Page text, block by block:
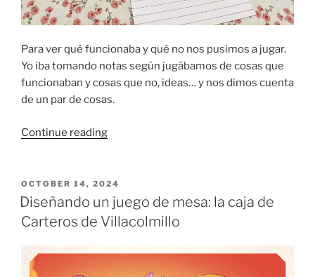
Para ver qué funcionaba y qué no nos pusimos a jugar.
Yo iba tomando notas según jugábamos de cosas que
funcionaban y cosas que no, ideas… y nos dimos cuenta
de un par de cosas.
Continue reading“Diseño
cartas
de
Carteros
Villacolmillo”
POSTED
ON
OCTOBER 14, 2024
Diseñando un juego de mesa: la caja de
Carteros de Villacolmillo